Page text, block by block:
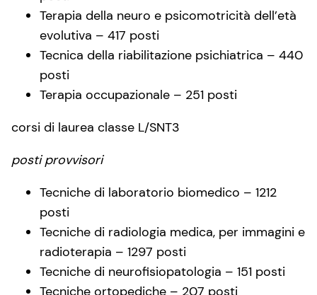
Terapia della neuro e psicomotricità dell’età
evolutiva – 417 posti
Tecnica della riabilitazione psichiatrica – 440
posti
Terapia occupazionale – 251 posti
corsi di laurea classe L/SNT3
posti provvisori
Tecniche di laboratorio biomedico – 1212
posti
Tecniche di radiologia medica, per immagini e
radioterapia – 1297 posti
Tecniche di neurofisiopatologia – 151 posti
Tecniche ortopediche – 207 posti